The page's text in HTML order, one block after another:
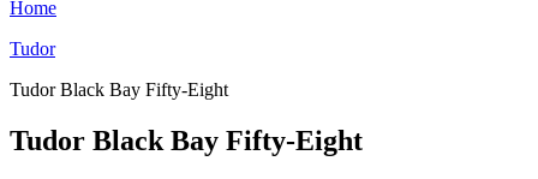
Home
Tudor
Tudor Black Bay Fifty-Eight
Tudor Black Bay Fifty-Eight